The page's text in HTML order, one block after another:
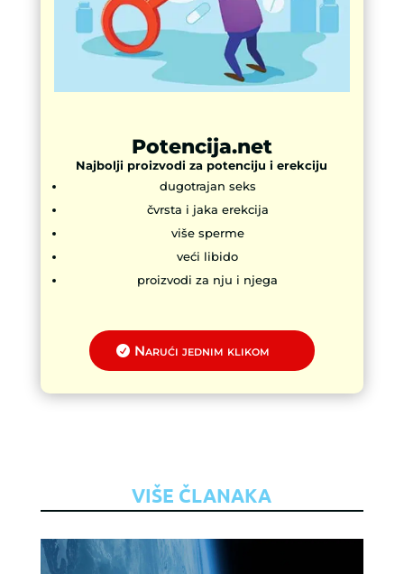
Potencija.net
Najbolji proizvodi za potenciju i erekciju
dugotrajan seks
čvrsta i jaka erekcija
više sperme
veći libido
proizvodi za nju i njega
Narući jednim klikom
VIŠE ČLANAKA